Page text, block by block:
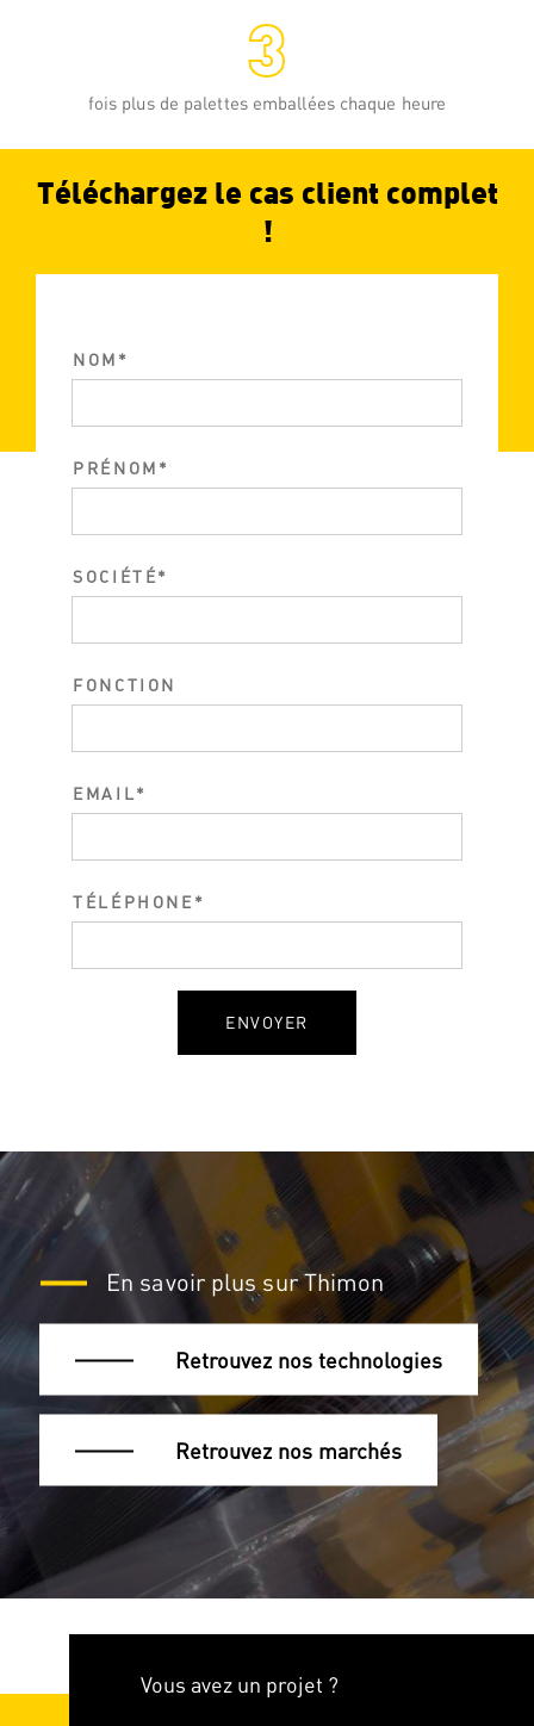
3
fois plus de palettes emballées chaque heure
Téléchargez le cas client complet
!
NOM
PRÉNOM
SOCIÉTÉ
FONCTION
EMAIL
TÉLÉPHONE
ENVOYER
En savoir plus sur Thimon
Retrouvez nos technologies
Retrouvez nos marchés
Vous avez un projet ?